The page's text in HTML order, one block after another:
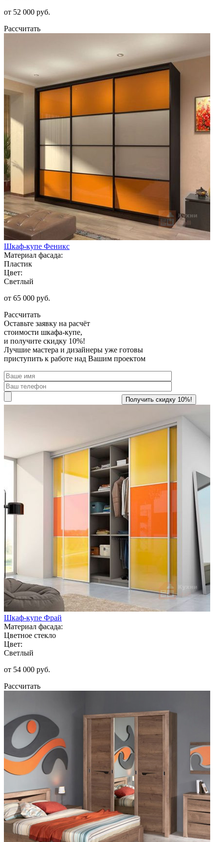
от 52 000 руб.
Рассчитать
Шкаф-купе Феникс
Материал фасада:
Пластик
Цвет:
Светлый
от 65 000 руб.
Рассчитать
Оставьте заявку на расчёт
стоимости шкафа-купе,
и получите скидку 10%!
Лучшие мастера и дизайнеры уже готовы
приступить к работе над Вашим проектом
Шкаф-купе Фрай
Материал фасада:
Цветное стекло
Цвет:
Светлый
от 54 000 руб.
Рассчитать